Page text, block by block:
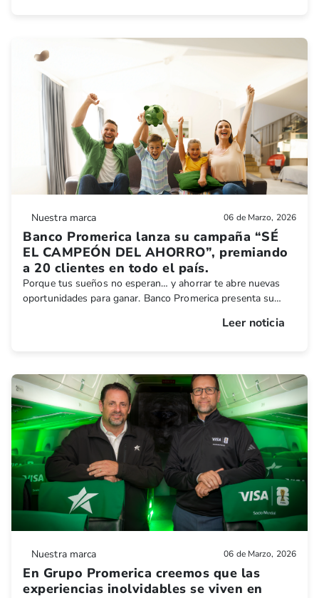
Nuestra marca 06 de Marzo, 2026
Banco Promerica lanza su campaña “SÉ
EL CAMPEÓN DEL AHORRO”, premiando
a 20 clientes en todo el país.
Porque tus sueños no esperan… y ahorrar te abre nuevas
oportunidades para ganar. Banco Promerica presenta su
que premia la fidelidad de los salvadoreños y los invita a
Leer noticia
Nuestra marca 06 de Marzo, 2026
En Grupo Promerica creemos que las
experiencias inolvidables se viven en